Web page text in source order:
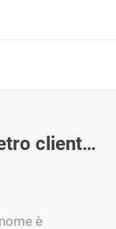
Convalida fallita: Il parametro cliente nome è obbligatorio per la richiesta (sono presenti altri errori di validazione)
è